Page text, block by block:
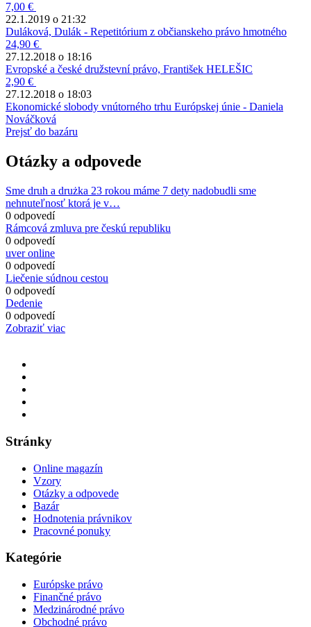
7,00 €
22.1.2019 o 21:32
Duláková, Dulák - Repetitórium z občianskeho právo hmotného
24,90 €
27.12.2018 o 18:16
Evropské a české družstevní právo, František HELEŠIC
2,90 €
27.12.2018 o 18:03
Ekonomické slobody vnútorného trhu Európskej únie - Daniela
Nováčková
Prejsť do bazáru
Otázky a odpovede
Sme druh a drużka 23 rokou máme 7 dety nadobudli sme
nehnuteľnosť ktorá je v…
0 odpovedí
Rámcová zmluva pre českú republiku
0 odpovedí
uver online
0 odpovedí
Liečenie súdnou cestou
0 odpovedí
Dedenie
0 odpovedí
Zobraziť viac
Stránky
Online magazín
Vzory
Otázky a odpovede
Bazár
Hodnotenia právnikov
Pracovné ponuky
Kategórie
Európske právo
Finančné právo
Medzinárodné právo
Obchodné právo